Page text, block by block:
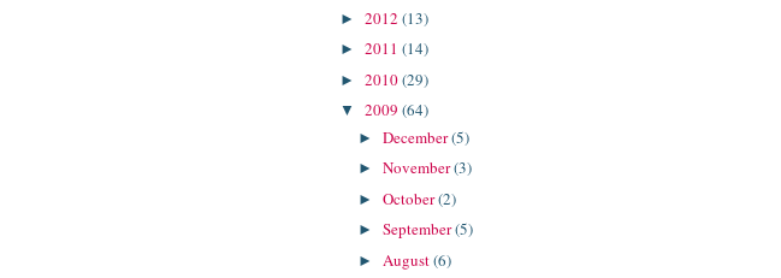
► 2012 (13)
► 2011 (14)
► 2010(29)
▼ 2009 (64)
►December(5)
►November(3)
►October(2)
►September(5)
► August(6)